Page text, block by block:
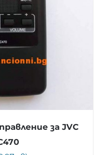
за JVC